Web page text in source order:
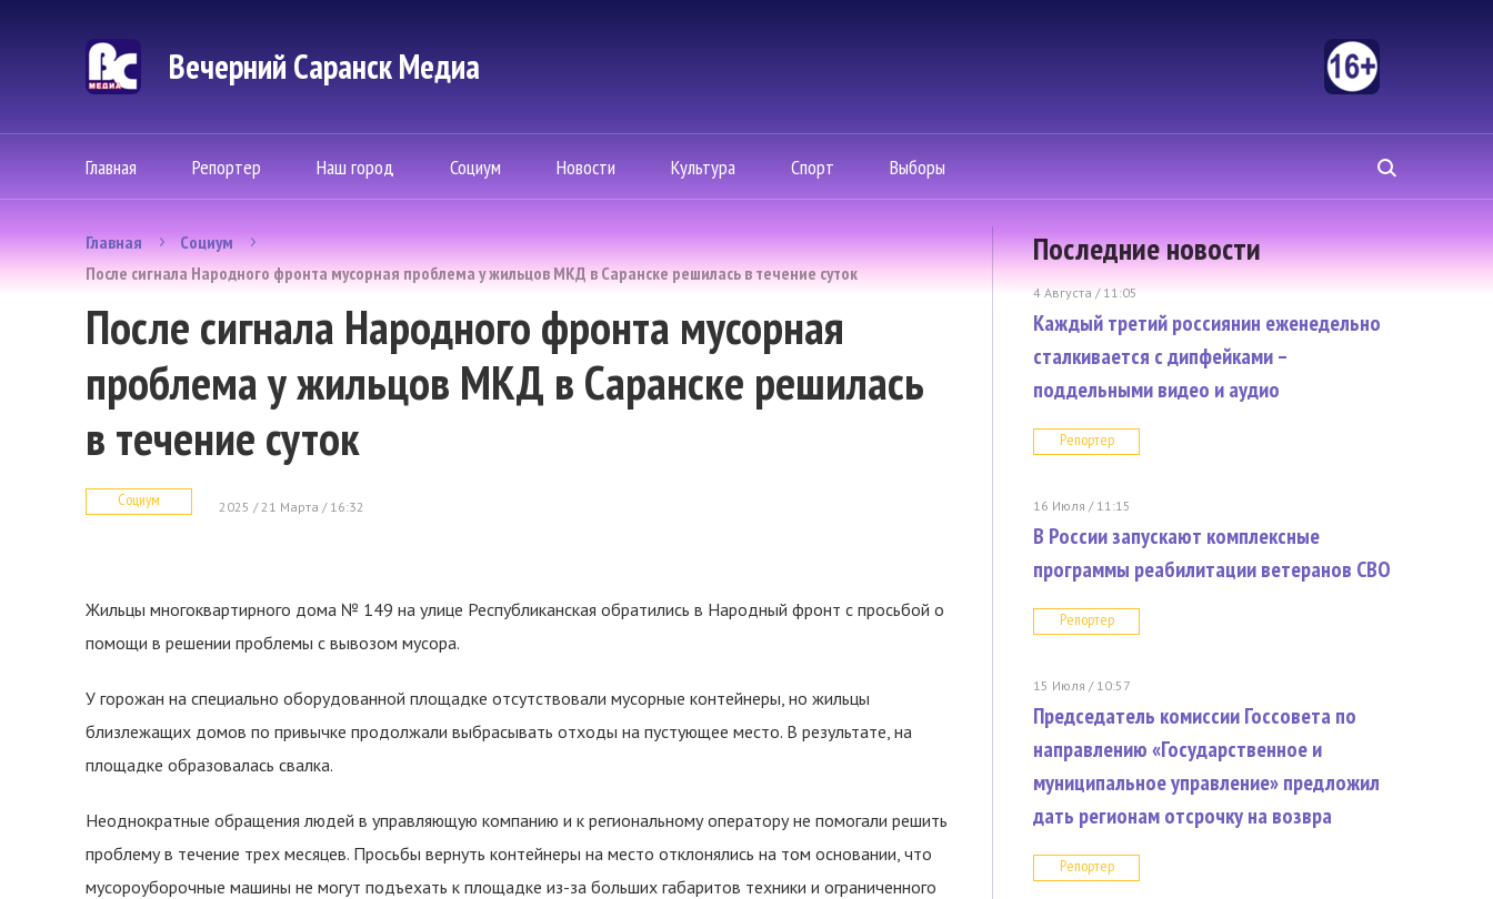
Вечерний Саранск Mедиа
Главная Репортер Наш город Социум Новости Культура Спорт Выборы
Главная
Социум
После сигнала Народного фронта мусорная проблема у жильцов МКД в Саранске решилась в течение суток
После сигнала Народного фронта мусорная
проблема у жильцов МКД в Саранске решилась
в течение суток
Социум 2025 / 21 Марта / 16:32
Жильцы многоквартирного дома № 149 на улице Республиканская обратились в Народный фронт с просьбой о
помощи в решении проблемы с вывозом мусора.
У горожан на специально оборудованной площадке отсутствовали мусорные контейнеры, но жильцы
близлежащих домов по привычке продолжали выбрасывать отходы на пустующее место. В результате, на
площадке образовалась свалка.
Неоднократные обращения людей в управляющую компанию и к региональному оператору не помогали решить
проблему в течение трех месяцев. Просьбы вернуть контейнеры на место отклонялись на том основании, что
мусороуборочные машины не могут подъехать к площадке из-за больших габаритов техники и ограниченного
Последние новости
4 Августа / 11:05
Каждый третий россиянин еженедельно
сталкивается с дипфейками –
поддельными видео и аудио
Репортер
16 Июля / 11:15
В России запускают комплексные
программы реабилитации ветеранов СВО
Репортер
15 Июля / 10:57
Председатель комиссии Госсовета по
направлению «Государственное и
муниципальное управление» предложил
дать регионам отсрочку на возвра
Репортер